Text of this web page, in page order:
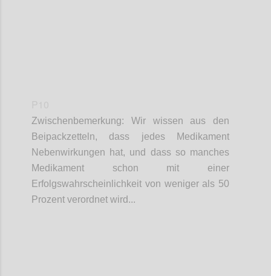
Zwischenbemerkung: Wir wissen aus den
Beipackzetteln, dass jedesMedikament
Nebenwirkungen hat, und dass so manches
Medikament schon mit einer
Erfolgswahrscheinlichkeit von weniger als 50
Prozent verordnet wird...